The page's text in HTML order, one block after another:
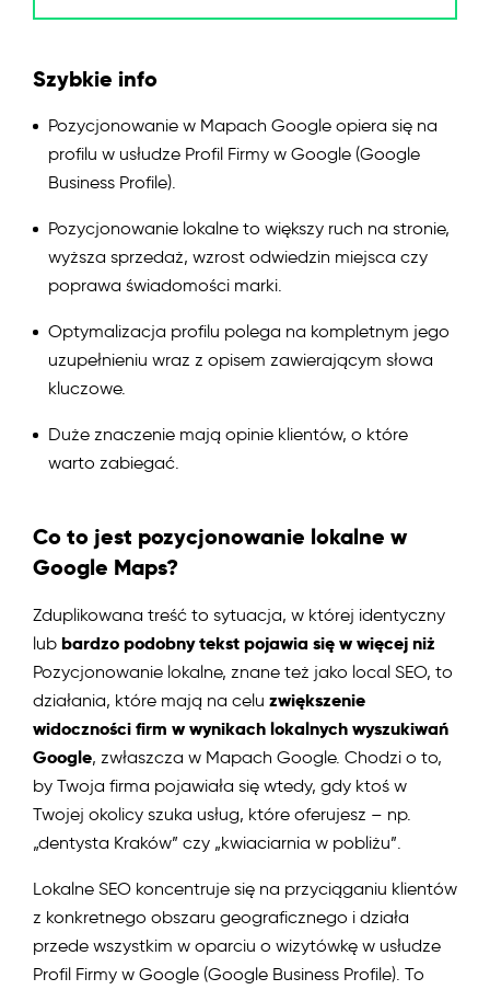
Szybkie info
Pozycjonowanie w Mapach Google opiera się na
profilu w usłudze Profil Firmy w Google (Google
Business Profile).
Pozycjonowanie lokalne to większy ruch na stronie,
wyższa sprzedaż, wzrost odwiedzin miejsca czy
poprawa świadomości marki.
Optymalizacja profilu polega na kompletnym jego
uzupełnieniu wraz z opisem zawierającym słowa
kluczowe.
Duże znaczenie mają opinie klientów, o które
warto zabiegać.
Co to jest pozycjonowanie lokalne w
Google Maps?
Zduplikowana treść to sytuacja, w której identyczny
lub bardzo podobny tekst pojawia się w więcej niż
Pozycjonowanie lokalne, znane też jako local SEO, to
działania, które mają na celu zwiększenie
widoczności firm w wynikach lokalnych wyszukiwań
Google, zwłaszcza w Mapach Google. Chodzi o to,
by Twoja firma pojawiała się wtedy, gdy ktoś w
Twojej okolicy szuka usług, które oferujesz – np.
„dentysta Kraków” czy „kwiaciarnia w pobliżu”.
Lokalne SEO koncentruje się na przyciąganiu klientów
z konkretnego obszaru geograficznego i działa
przede wszystkim w oparciu o wizytówkę w usłudze
Profil Firmy w Google (Google Business Profile). To